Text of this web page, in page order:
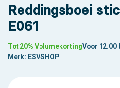
Reddingsboei
E061
Tot 20% VolumekortingVoor 12.00
Merk: ESVSHOP